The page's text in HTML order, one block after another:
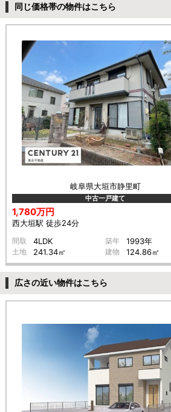
同じ価格帯の物件はこちら
岐阜県大垣市静里町
中古一戸建て
1,780万円
西大垣駅 徒歩24分
間取 4LDK 築年 1993年
土地 241.34㎡ 建物 124.86㎡
広さの近い物件はこちら